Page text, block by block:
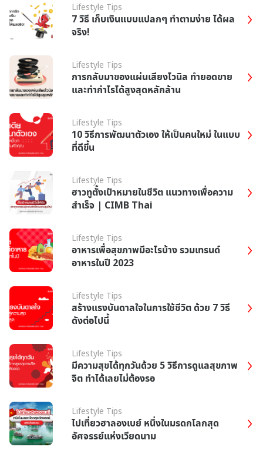
Lifestyle Tips
7 วิธี เก็บเงินแบบแปลกๆ ทำตามง่าย ได้ผล
จริง!
Lifestyle Tips
การกลับมาของแผ่นเสียงไวนิล ทำยอดขาย
และทำกำไรได้สูงสุดหลักล้าน
Lifestyle Tips
10 วิธีการพัฒนาตัวเอง ให้เป็นคนใหม่ ในแบบ
ที่ดีขึ้น
Lifestyle Tips
ฮาวทูตั้งเป้าหมายในชีวิต แนวทางเพื่อความ
สำเร็จ | CIMB Thai
Lifestyle Tips
อาหารเพื่อสุขภาพมีอะไรบ้าง รวมเทรนด์
อาหารในปี 2023
Lifestyle Tips
สร้างแรงบันดาลใจในการใช้ชีวิต ด้วย 7 วิธี
ดังต่อไปนี้
Lifestyle Tips
มีความสุขได้ทุกวันด้วย 5 วิธีการดูแลสุขภาพ
จิต ทำได้เลยไม่ต้องรอ
Lifestyle Tips
ไปเที่ยวฮาลองเบย์ หนึ่งในมรดกโลกสุด
อัศจรรย์แห่งเวียดนาม